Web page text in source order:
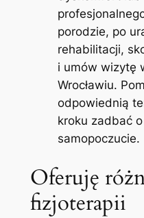
porodzie, po
rehabilitacji,
i umów wizytę
Wrocławiu.
odpowiednią
kroku zadbać
samopoczucie.
Oferuję
fizjoterapii